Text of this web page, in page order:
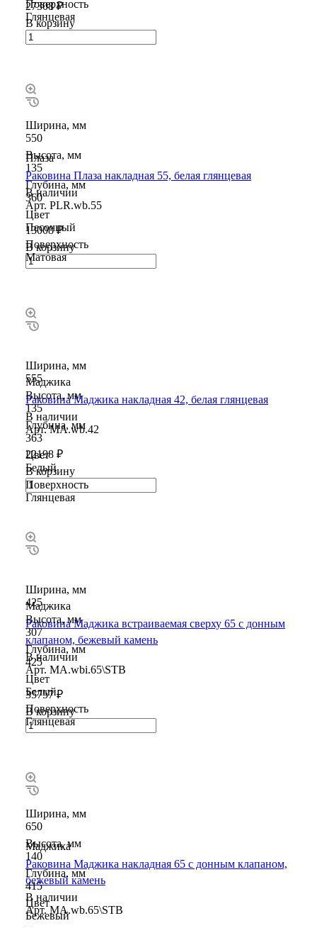
Поверхность
Глянцевая
Ширина, мм
550
Высота, мм
135
Глубина, мм
360
Цвет
Песочный
Поверхность
Матовая
27308 ₽
В корзину
Ширина, мм
555
Высота, мм
135
Глубина, мм
363
Цвет
Белый
Поверхность
Глянцевая
Плаза
Раковина Плаза накладная 55, белая глянцевая
В наличии
Арт. PLR.wb.55
13008 ₽
В корзину
Ширина, мм
425
Высота, мм
307
Глубина, мм
425
Цвет
Белый
Поверхность
Глянцевая
Маджика
Раковина Маджика накладная 42, белая глянцевая
В наличии
Арт.MA.wb.42
22198 ₽
В корзину
Ширина, мм
650
Высота, мм
140
Глубина, мм
415
Цвет
Бежевый
Маджика
Раковина Маджика встраиваемая сверху 65 с донным
клапаном, бежевый камень
В наличии
Арт. MA.wbi.65\STB
35757 ₽
В корзину
Маджика
Раковина Маджика накладная 65 с донным клапаном,
бежевый камень
В наличии
Арт.MA.wb.65\STB